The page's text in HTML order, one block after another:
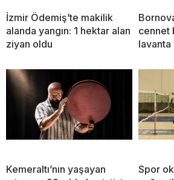
İzmir Ödemiş’te makilik
alanda yangın: 1 hektar alan
ziyan oldu
cennet
lavanta
Kemeraltı’nın yaşayan
Spor